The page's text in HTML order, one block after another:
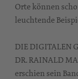
Orte können
leuchtende
DIE DIGITALEN
DR. RAINALD
erschien sein